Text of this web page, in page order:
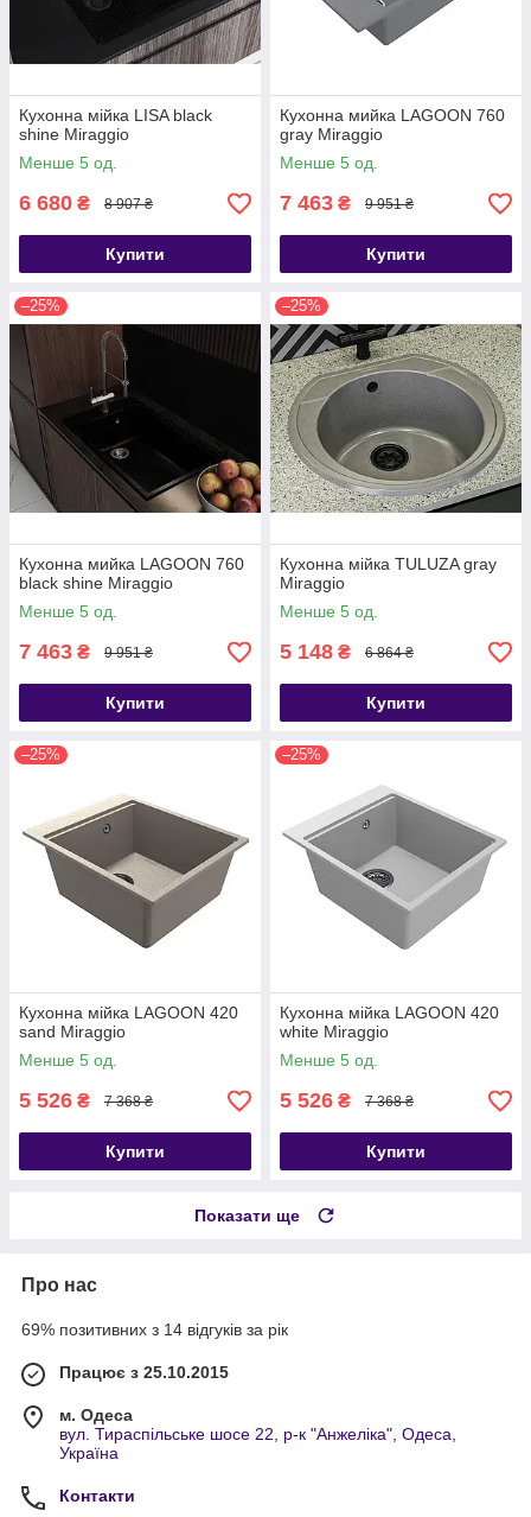
Кухонна мійка LISA black
shine Miraggio
Менше 5 од.
6 680 ₴ 8 907 ₴
Купити
Кухонна мийка LAGOON 760
gray Miraggio
Менше 5 од.
7 463 ₴ 9 951 ₴
Купити
–25%
Кухонна мийка LAGOON 760
black shine Miraggio
Менше 5 од.
7 463 ₴ 9 951 ₴
Купити
–25%
Кухонна мійка TULUZA gray
Miraggio
Менше 5 од.
5 148 ₴ 6 864 ₴
Купити
–25%
Кухонна мійка LAGOON 420
sand Miraggio
Менше 5 од.
5 526 ₴ 7 368 ₴
Купити
–25%
Кухонна мійка LAGOON 420
white Miraggio
Менше 5 од.
5 526 ₴ 7 368 ₴
Купити
Показати ще
Про нас
69% позитивних з 14 відгуків за рік
Працює з 25.10.2015
м. Одеса
вул. Тираспільське шосе 22, р-к "Анжеліка", Одеса,
Україна
Контакти